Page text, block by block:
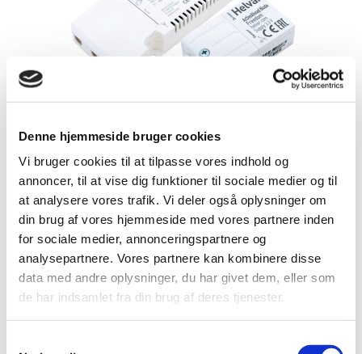
Denne hjemmeside bruger cookies
Vi bruger cookies til at tilpasse vores indhold og
annoncer, til at vise dig funktioner til sociale medier og til
at analysere vores trafik. Vi deler også oplysninger om
din brug af vores hjemmeside med vores partnere inden
for sociale medier, annonceringspartnere og
analysepartnere. Vores partnere kan kombinere disse
data med andre oplysninger, du har givet dem, eller som
de har indsamlet fra din brug af deres tjenester.